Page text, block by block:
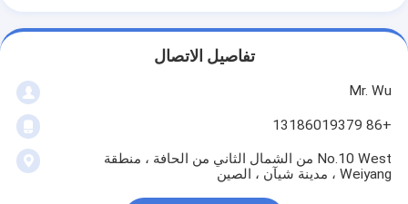
تفاصيل الاتصال
Mr. Wu
+86 13186019379
No.10 West من الشمال الثاني من الحافة ، منطقة
Weiyang ، مدينة شيآن ، الصين